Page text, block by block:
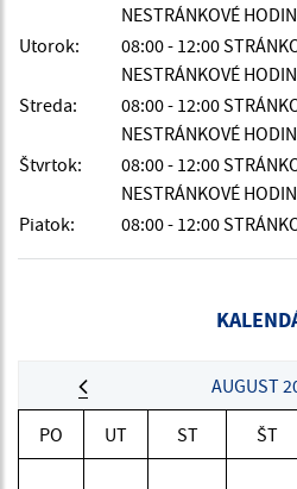
NESTRÁNKOVÉ
Utorok:
08:00 - 12:00
NESTRÁNKOVÉ
Streda:
08:00 - 12:00
NESTRÁNKOVÉ
Štvrtok:
08:00 - 12:00
NESTRÁNKOVÉ
Piatok:
08:00 - 12:00
AUGUST
PO UT ST ŠT